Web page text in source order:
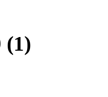
(1)